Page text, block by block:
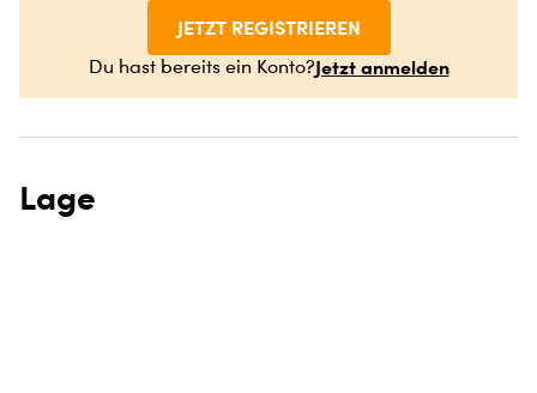
JETZT REGISTRIEREN
Du hast bereits ein Konto?Jetzt anmelden
Lage